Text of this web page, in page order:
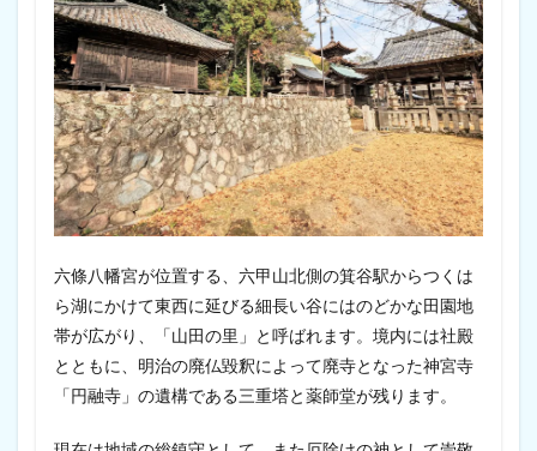
六條八幡宮が位置する、六甲山北側の箕谷駅からつくは
ら湖にかけて東西に延びる細長い谷にはのどかな田園地
帯が広がり、「山田の里」と呼ばれます。境内には社殿
とともに、明治の廃仏毀釈によって廃寺となった神宮寺
「円融寺」の遺構である三重塔と薬師堂が残ります。